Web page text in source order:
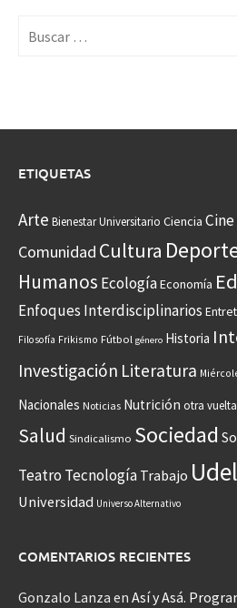
ETIQUETAS
Arte Bienestar Universitario Ciencia Cine
Comunidad Cultura
Humanos EcologíaEconomía
Enfoques Interdisciplinarios
Filosofía Frikismo Fútbol género Historia
Investigación Literatura
Nacionales Noticias Nutrición otra vuelta
Salud Sindicalismo Sociedad
Teatro Tecnología Trabajo
Universidad Universo Alternativo
COMENTARIOS RECIENTES
Gonzalo Lanza en Así y Asá.